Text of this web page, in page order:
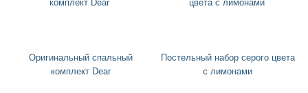
Круги
+
Матрасы
+
Оригинальный спальный
комплект Dear
Постельный набор серого цвета
с лимонами